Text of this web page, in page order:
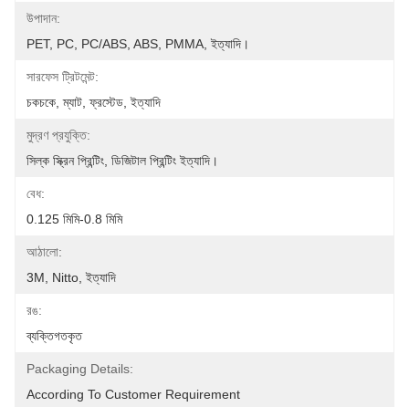
উপাদান:
PET, PC, PC/ABS, ABS, PMMA, ইত্যাদি।
সারফেস ট্রিটমেন্ট:
চকচকে, ম্যাট, ফ্রস্টেড, ইত্যাদি
মুদ্রণ প্রযুক্তি:
সিল্ক স্ক্রিন প্রিন্টিং, ডিজিটাল প্রিন্টিং ইত্যাদি।
বেধ:
0.125 মিমি-0.8 মিমি
আঠালো:
3M, Nitto, ইত্যাদি
রঙ:
ব্যক্তিগতকৃত
Packaging Details:
According To Customer Requirement